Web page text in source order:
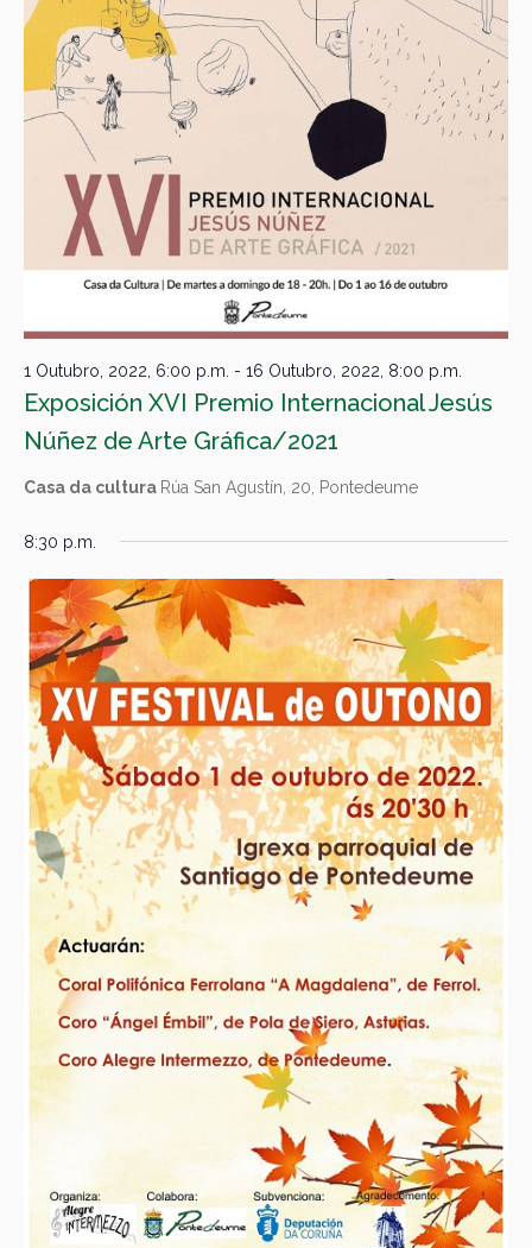
Exposición XVI Premio Internacional Jesús
Núñez de Arte Gráfica/2021
1 Outubro, 2022, 6:00 p.m. - 16 Outubro, 2022, 8:00 p.m.
Casa da cultura Rúa San Agustín, 20, Pontedeume
8:30 p.m.